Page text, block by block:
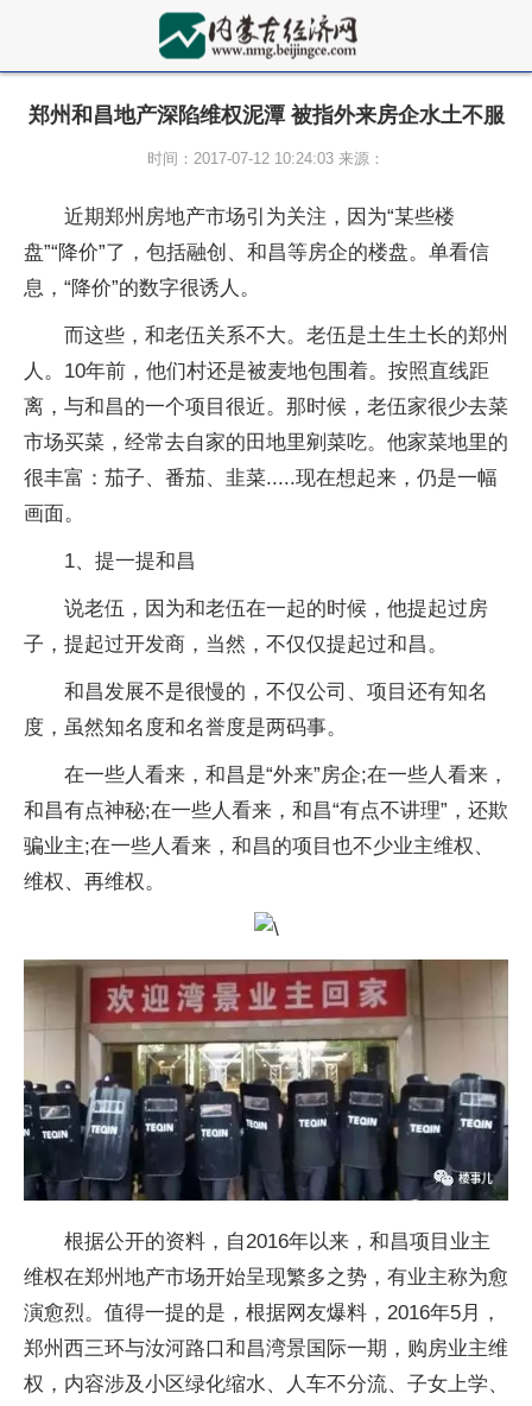
郑州和昌地产深陷维权泥潭 被指外来房企水土不服
时间：2017-07-12 10:24:03 来源：
近期郑州房地产市场引为关注，因为“某些楼
盘”“降价”了，包括融创、和昌等房企的楼盘。单看信
息，“降价”的数字很诱人。
而这些，和老伍关系不大。老伍是土生土长的郑州
人。10年前，他们村还是被麦地包围着。按照直线距
离，与和昌的一个项目很近。那时候，老伍家很少去菜
市场买菜，经常去自家的田地里剜菜吃。他家菜地里的
很丰富：茄子、番茄、韭菜.....现在想起来，仍是一幅
画面。
1、提一提和昌
说老伍，因为和老伍在一起的时候，他提起过房
子，提起过开发商，当然，不仅仅提起过和昌。
和昌发展不是很慢的，不仅公司、项目还有知名
度，虽然知名度和名誉度是两码事。
在一些人看来，和昌是“外来”房企;在一些人看来，
和昌有点神秘;在一些人看来，和昌“有点不讲理”，还欺
骗业主;在一些人看来，和昌的项目也不少业主维权、
维权、再维权。
根据公开的资料，自2016年以来，和昌项目业主
维权在郑州地产市场开始呈现繁多之势，有业主称为愈
演愈烈。值得一提的是，根据网友爆料，2016年5月，
郑州西三环与汝河路口和昌湾景国际一期，购房业主维
权，内容涉及小区绿化缩水、人车不分流、子女上学、